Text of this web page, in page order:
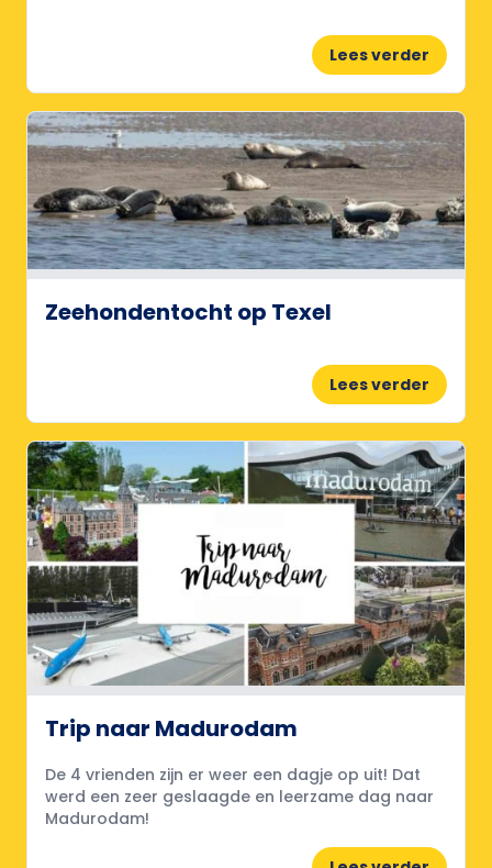
Lees verder
Zeehondentocht op Texel
Lees verder
Trip naar Madurodam
De 4 vrienden zijn er weer een dagje op uit! Dat
werd een zeer geslaagde en leerzame dag naar
Madurodam!